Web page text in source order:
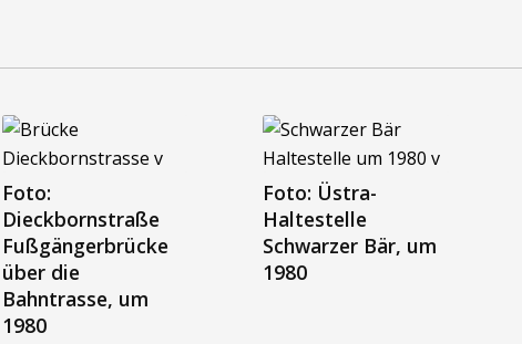
Foto:
Dieckbornstraße
Fußgängerbrücke
über die
Bahntrasse, um
1980
Foto: Üstra-
Haltestelle
Schwarzer Bär, um
1980